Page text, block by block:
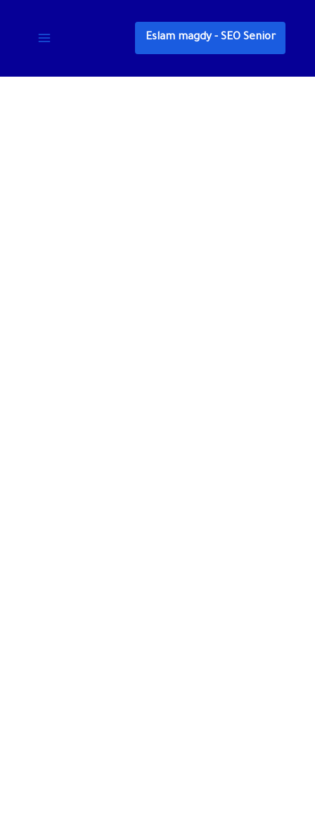
Eslam magdy - SEO Senior